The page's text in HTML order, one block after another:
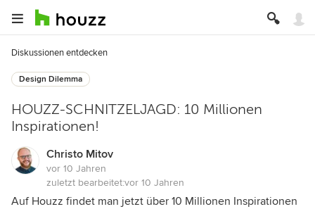
Diskussionen entdecken
Design Dilemma
HOUZZ-SCHNITZELJAGD: 10 Millionen
Inspirationen!
Christo Mitov
vor 10 Jahren
zuletzt bearbeitet:vor 10 Jahren
Auf Houzz findet man jetzt über 10 Millionen Inspirationen